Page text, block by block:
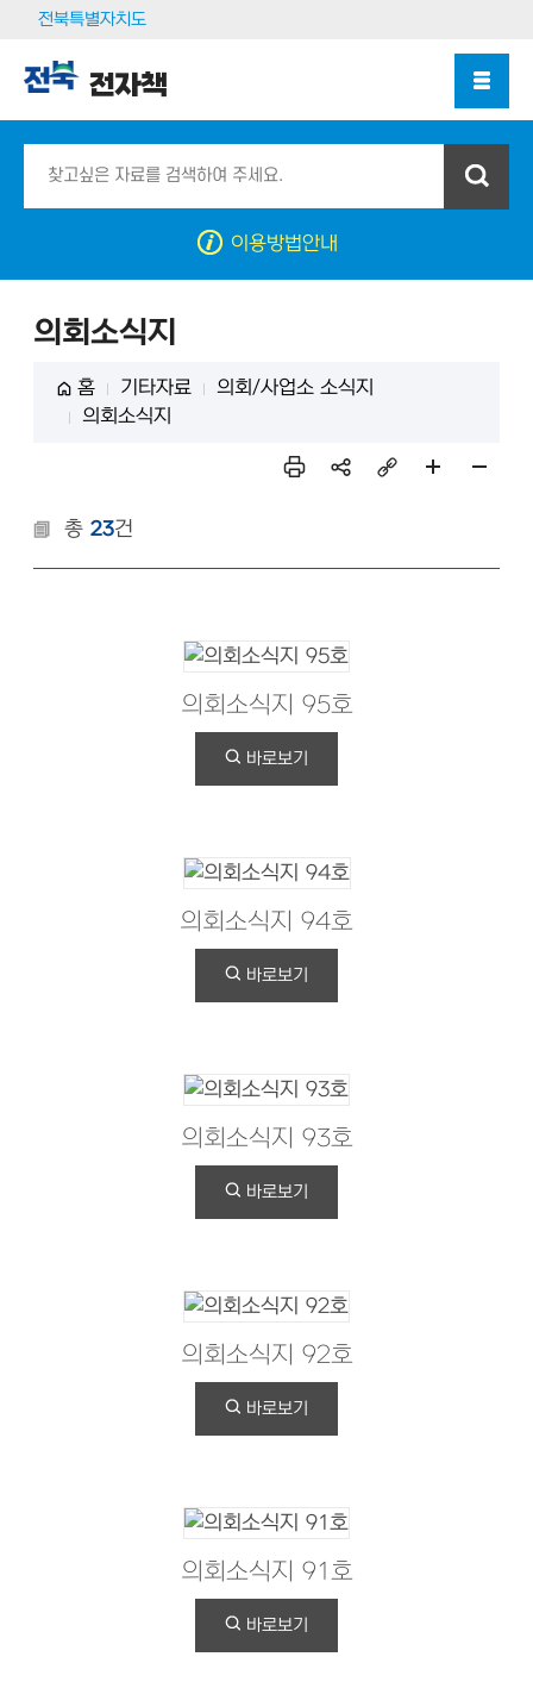
전북특별자치도
전자책
이용방법안내
의회소식지
홈 기타자료
의회/사업소 소식지
의회소식지
총 23건
의회소식지 95호
바로보기
의회소식지 94호
바로보기
의회소식지 93호
바로보기
의회소식지 92호
바로보기
의회소식지 91호
바로보기